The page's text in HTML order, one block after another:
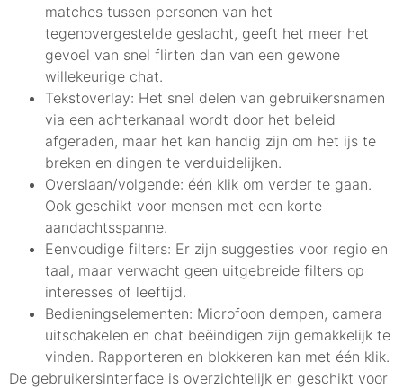
matches tussen personen van het
tegenovergestelde geslacht, geeft het meer het
gevoel van snel flirten dan van een gewone
willekeurige chat.
Tekstoverlay: Het snel delen van gebruikersnamen
via een achterkanaal wordt door het beleid
afgeraden, maar het kan handig zijn om het ijs te
breken en dingen te verduidelijken.
Overslaan/volgende: één klik om verder te gaan.
Ook geschikt voor mensen met een korte
aandachtsspanne.
Eenvoudige filters: Er zijn suggesties voor regio en
taal, maar verwacht geen uitgebreide filters op
interesses of leeftijd.
Bedieningselementen: Microfoon dempen, camera
uitschakelen en chat beëindigen zijn gemakkelijk te
vinden. Rapporteren en blokkeren kan met één klik.
De gebruikersinterface is overzichtelijk en geschikt voor